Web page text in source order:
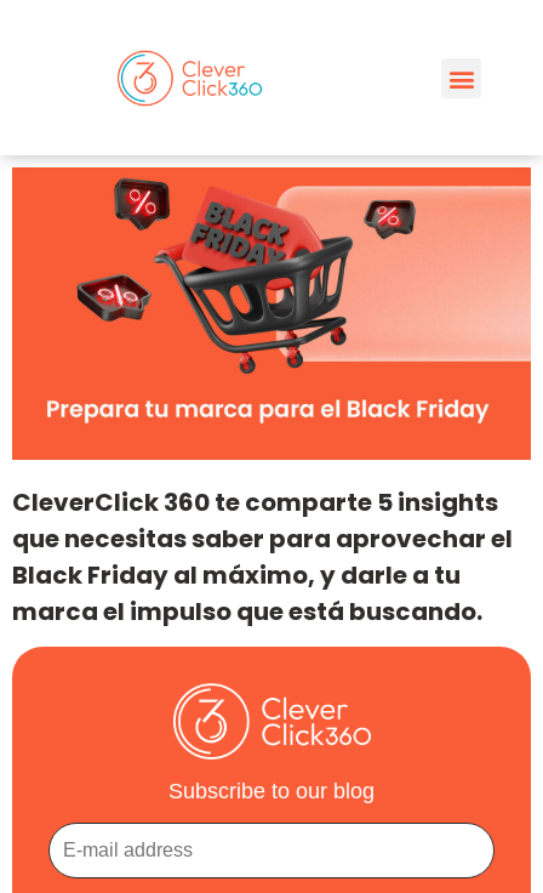
CleverClick 360 te comparte 5 insights
que necesitas saber para aprovechar el
Black Friday al máximo, y darle a tu
marca el impulso que está buscando.
Subscribe to our blog